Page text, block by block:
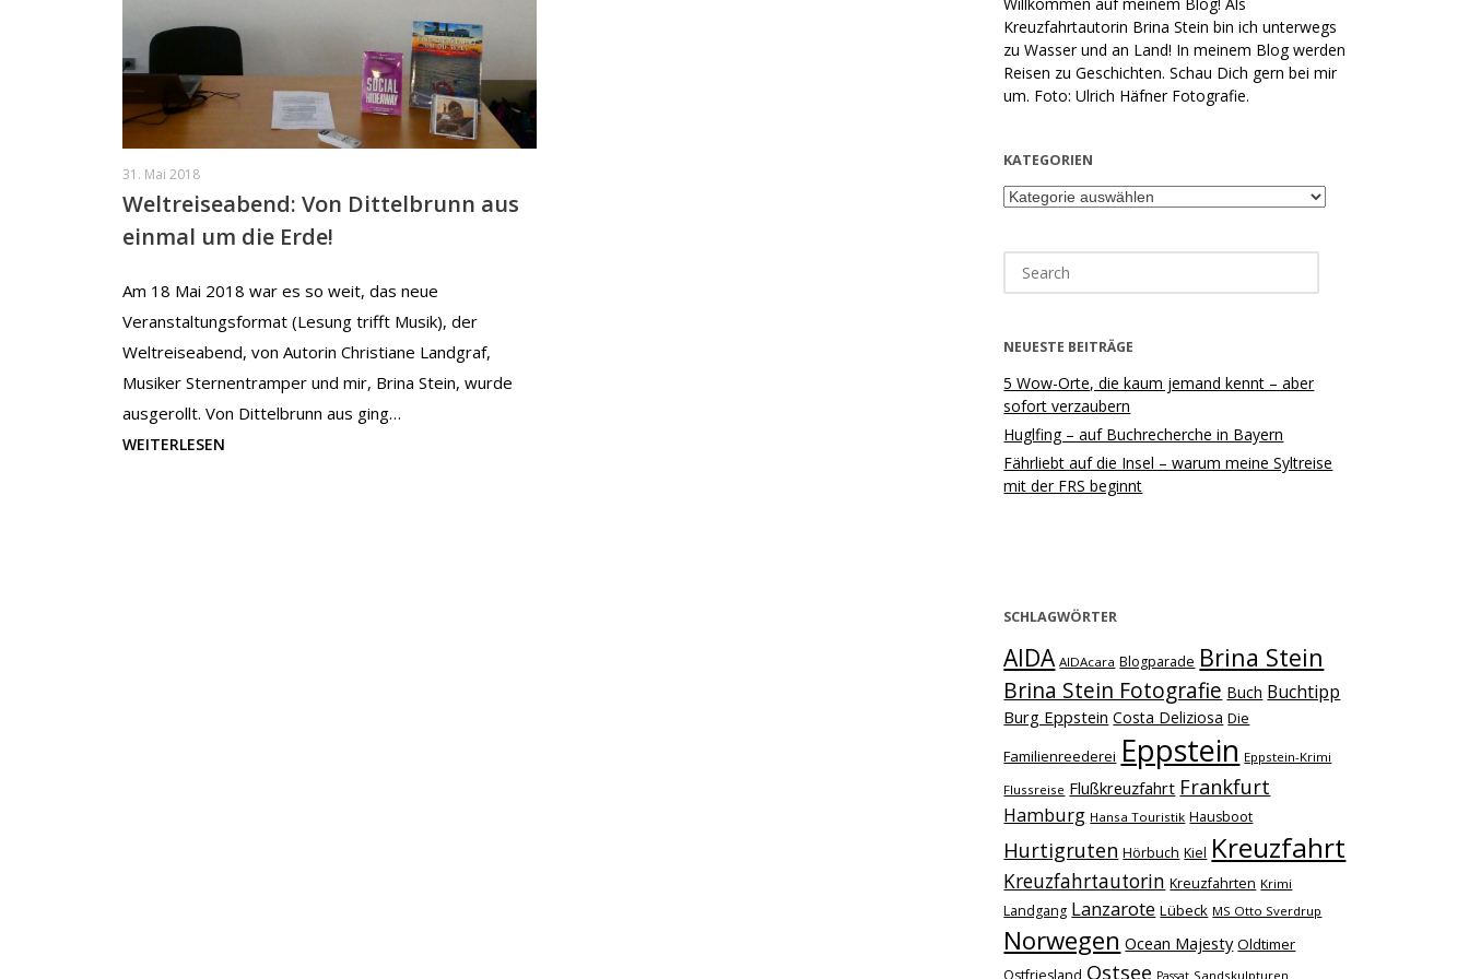
31. Mai 2018
Weltreiseabend: Von Dittelbrunn aus
einmal um die Erde!
Am 18 Mai 2018 war es so weit, das neue
Veranstaltungsformat (Lesung trifft Musik), der
Weltreiseabend, von Autorin Christiane Landgraf,
Musiker Sternentramper und mir, Brina Stein, wurde
ausgerollt. Von Dittelbrunn aus ging…
WEITERLESEN
Willkommen auf meinem Blog! Als
Kreuzfahrtautorin Brina Stein bin ich unterwegs
zu Wasser und an Land! In meinem Blog werden
Reisen zu Geschichten. Schau Dich gern bei mir
um. Foto: Ulrich Häfner Fotografie.
KATEGORIEN
Kategorien
for:
NEUESTE BEITRÄGE
5 Wow-Orte, die kaum jemand kennt – aber
sofort verzaubern
Huglfing – auf Buchrecherche in Bayern
Fährliebt auf die Insel – warum meine Syltreise
mit der FRS beginnt
SCHLAGWÖRTER
AIDA AIDAcara Blogparade Brina Stein
Brina Stein Fotografie Buch Buchtipp
Burg Eppstein Costa Deliziosa Die
Familienreederei Eppstein Eppstein-Krimi
Flussreise Flußkreuzfahrt Frankfurt
Hamburg Hansa Touristik Hausboot
Hurtigruten Hörbuch Kiel Kreuzfahrt
Kreuzfahrtautorin Kreuzfahrten Krimi
Landgang Lanzarote Lübeck MS Otto Sverdrup
Norwegen Ocean Majesty Oldtimer
Ostsee Passat Sandskulpturen